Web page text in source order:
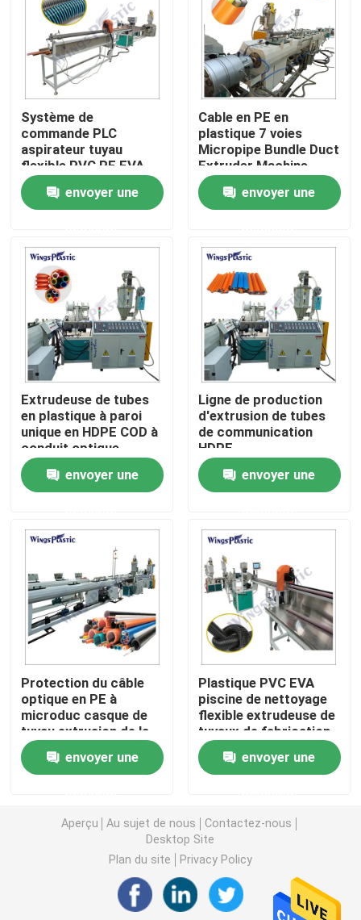
Maison
Produits
Au sujet de nous
Visite d'usine
Contrôle de qualité
Contactez-nous
Machine en plastique d'extrudeuse de tuyau
Ligne en plastique d'extrusion de tuyau
Machine d'extrudeuse de tuyau de HDPE
Machine d'extrudeuse de tuyau de PVC
Chaîne de production de tuyau de PPR
Machine d'extrudeuse de tuyau de PE
Machine ondulée d'extrudeuse de tuyau
Pp attachent la chaîne de production
Machine en plastique d'extrudeuse de feuille
Système de
commande PLC
aspirateur tuyau
flexible PVC PE EVA
machine d'extrusion
de tuyau en plastique
envoyer une
Cable en PE en
plastique 7 voies
Micropipe Bundle Duct
Extruder Machine
Machine d'extrusion
de tuyaux en plastique
envoyer une
Extrudeuse de tubes
en plastique à paroi
unique en HDPE COD à
conduit optique
ondulé
envoyer une
Ligne de production
d'extrusion de tubes
de communication
HDPE
envoyer une
Protection du câble
optique en PE à
microduc casque de
tuyau extrusion de la
ligne de fabrication de
la machine à vis unique
envoyer une
Plastique PVC EVA
piscine de nettoyage
flexible extrudeuse de
tuyaux de fabrication
de machine ligne de
productionenvoyer une
Aperçu Au sujet de nous
Contactez-nous
Desktop Site
Plan du site
Privacy Policy